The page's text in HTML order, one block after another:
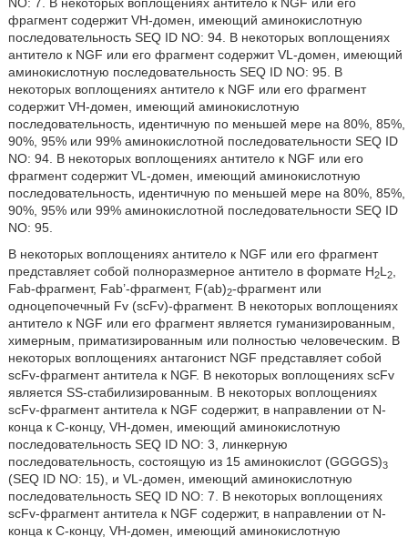
фрагмент содержит VH-домен, имеющий аминокислотную
последовательность SEQ ID NO: 94. В некоторых воплощениях
антитело к NGF или его фрагмент содержит VL-домен, имеющий
аминокислотную последовательность SEQ ID NO: 95. В
некоторых воплощениях антитело к NGF или его фрагмент
содержит VH-домен, имеющий аминокислотную
последовательность, идентичную по меньшей мере на 80%, 85%,
90%, 95% или 99% аминокислотной последовательности SEQ ID
NO: 94. В некоторых воплощениях антитело к NGF или его
фрагмент содержит VL-домен, имеющий аминокислотную
последовательность, идентичную по меньшей мере на 80%, 85%,
90%, 95% или 99% аминокислотной последовательности SEQ ID
NO: 95.
В некоторых воплощениях антитело к NGF или его фрагмент
представляет собой полноразмерное антитело в формате H2L 2,
Fab-фрагмент, Fab’-фрагмент, F(ab)2-фрагмент или
одноцепочечный Fv (scFv)-фрагмент. В некоторых воплощениях
антитело к NGF или его фрагмент является гуманизированным,
химерным, приматизированным или полностью человеческим. В
некоторых воплощениях антагонист NGF представляет собой
scFv-фрагмент антитела к NGF. В некоторых воплощениях scFv
является SS-стабилизированным. В некоторых воплощениях
scFv-фрагмент антитела к NGF содержит, в направлении от N-
конца к C-концу, VH-домен, имеющий аминокислотную
последовательность SEQ ID NO: 3, линкерную
последовательность, состоящую из 15 аминокислот (GGGGS)3
(SEQ ID NO: 15), и VL-домен, имеющий аминокислотную
последовательность SEQ ID NO: 7. В некоторых воплощениях
scFv-фрагмент антитела к NGF содержит, в направлении от N-
конца к C-концу, VH-домен, имеющий аминокислотную